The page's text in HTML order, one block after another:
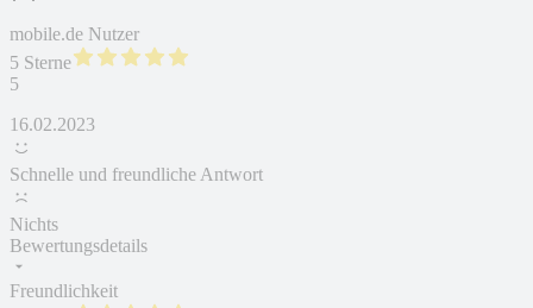
mobile.de Nutzer
5 Sterne
5
16.02.2023
Schnelle und freundliche Antwort
Nichts
Bewertungsdetails
Freundlichkeit